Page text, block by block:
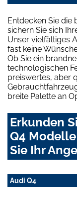
Entdecken Sie die
sichern Sie sich
Unser vielfältiges
fast keine
Ob Sie ein
technologischen
preiswertes, aber
breite Palette an
Erkunden
Q4
Sie Ihr
Audi Q4